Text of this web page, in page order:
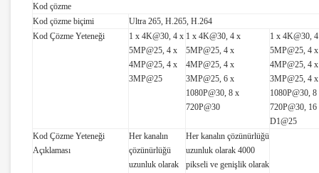
Kod çözme
Kod çözme biçimi
Ultra 265, H.265, H.264
Kod Çözme Yeteneği
1 x 4K@30, 4 x
5MP@25, 4 x
4MP@25, 4 x
3MP@25
1 x 4K@30, 4 x
5MP@25, 4 x
4MP@25, 4 x
3MP@25, 6 x
1080P@30, 8 x
720P@30
1 x 4K@30,
5MP@25, 4 x
4MP@25, 4 x
3MP@25, 4 x
1080P@30, 8
720P@30, 16
D1@25
Kod Çözme Yeteneği
Açıklaması
Her kanalın
çözünürlüğü
uzunluk olarak
Her kanalın çözünürlüğü
uzunluk olarak 4000
pikseli ve genişlik olarak